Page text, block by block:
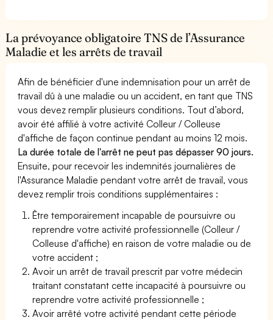
La prévoyance obligatoire TNS de l’Assurance
Maladie et les arrêts de travail
Afin de bénéficier d'une indemnisation pour un arrêt de
travail dû à une maladie ou un accident, en tant que TNS
vous devez remplir plusieurs conditions. Tout d’abord,
avoir été affilié à votre activité Colleur / Colleuse
d'affiche de façon continue pendant au moins 12 mois.
La durée totale de l'arrêt ne peut pas dépasser 90 jours.
Ensuite, pour recevoir les indemnités journalières de
l'Assurance Maladie pendant votre arrêt de travail, vous
devez remplir trois conditions supplémentaires :
Être temporairement incapable de poursuivre ou
reprendre votre activité professionnelle (Colleur /
Colleuse d'affiche) en raison de votre maladie ou de
votre accident ;
Avoir un arrêt de travail prescrit par votre médecin
traitant constatant cette incapacité à poursuivre ou
reprendre votre activité professionnelle ;
Avoir arrêté votre activité pendant cette période